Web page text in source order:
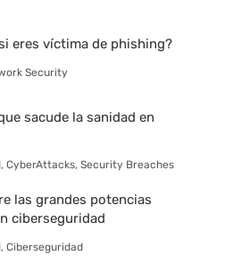
eres víctima de phishing?
Security
sacude la sanidad en
,CyberAttacks,Security Breaches
las grandes potencias
ciberseguridad
,Ciberseguridad